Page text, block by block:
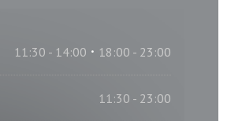
11:30 - 14:00 • 18:00 - 23:00
11:30 - 23:00